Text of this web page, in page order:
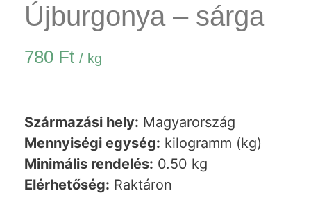
Újburgonya – sárga
780 Ft / kg
Származási hely: Magyarország
Mennyiségi egység: kilogramm (kg)
Minimális rendelés: 0.50 kg
Elérhetőség: Raktáron